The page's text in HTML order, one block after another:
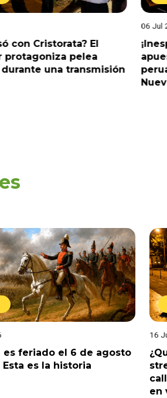
con Cristorata? El
protagoniza pelea
una transmisión
06 Jul
es feriado el 6 de agosto
Esta es la historia
16
en